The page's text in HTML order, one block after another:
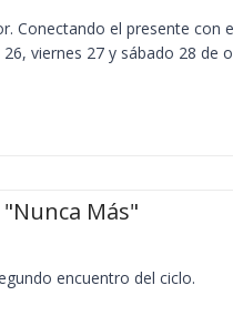
Conectando el presente con
viernes 27 y sábado 28 de
Más"
encuentro del ciclo.